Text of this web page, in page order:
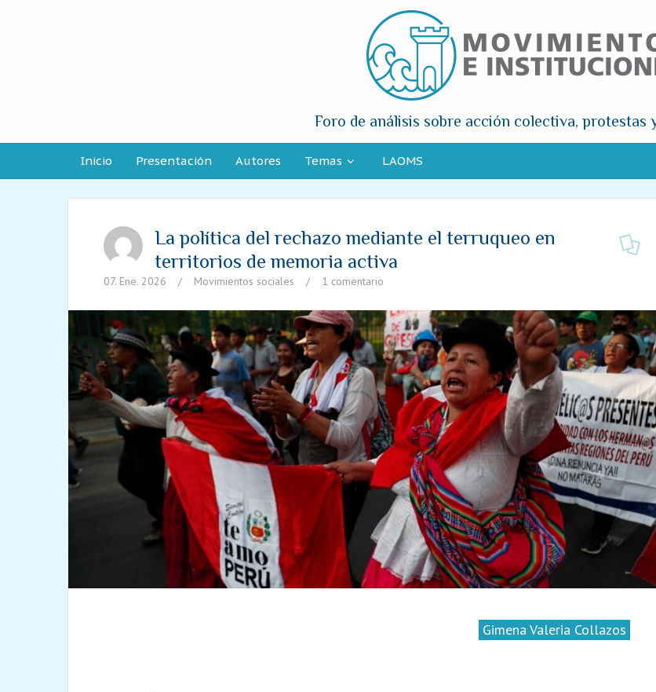
Foro de análisis sobre acción colectiva, protestas
Inicio Presentación Autores Temas LAOMS
La política del rechazo mediante el terruqueo en
territorios de memoria activa
07. Ene. 2026 / Movimientos sociales / 1 comentario
Gimena Valeria Collazos